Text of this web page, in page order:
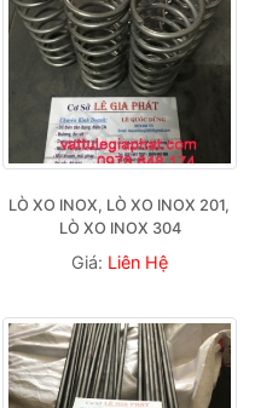
LÒ XO INOX, LÒ XO INOX 201,
LÒ XO INOX 304
Giá: Liên Hệ